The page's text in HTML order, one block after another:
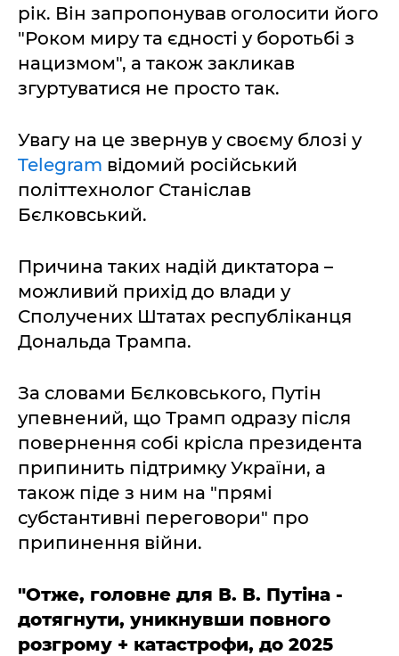
рік. Він запропонував оголосити його
"Роком миру та єдності у боротьбі з
нацизмом", а також закликав
згуртуватися не просто так.
Увагу на це звернув у своєму блозі у
Telegram відомий російський
політтехнолог Станіслав
Бєлковський.
Причина таких надій диктатора –
можливий прихід до влади у
Сполучених Штатах республіканця
Дональда Трампа.
За словами Бєлковського, Путін
упевнений, що Трамп одразу після
повернення собі крісла президента
припинить підтримку України, а
також піде з ним на "прямі
субстантивні переговори" про
припинення війни.
"Отже, головне для В. В. Путіна -
дотягнути, уникнувши повного
розгрому + катастрофи, до 2025